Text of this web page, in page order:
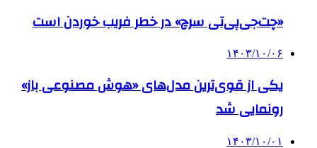
«چت‌جی‌پی‌تی سرچ» در خطر فریب خوردن است
۱۴۰۳/۱۰/۰۶
یکی از قوی‌ترین مدل‌های «هوش مصنوعی باز»
رونمایی شد
۱۴۰۳/۱۰/۰۱